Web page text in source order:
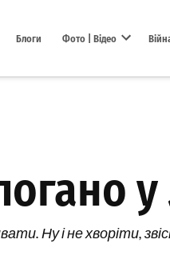
Блоги Фото | Відео
у
Ну і не хворіти,